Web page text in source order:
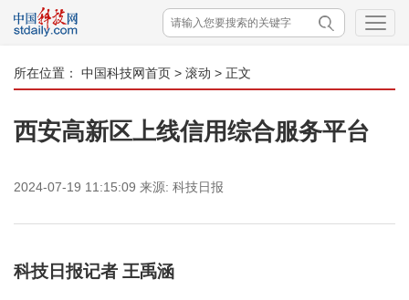
所在位置： 中国科技网首页 > 滚动 > 正文
西安高新区上线信用综合服务平台
2024-07-19 11:15:09 来源: 科技日报
科技日报记者 王禹涵